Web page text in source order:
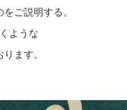
ご説明する。
ような
ます。